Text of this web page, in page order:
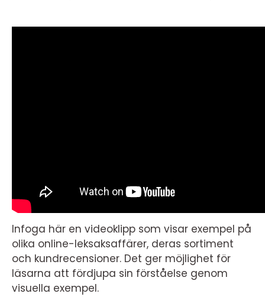
Infoga här en videoklipp som visar exempel på
olika online-leksaksaffärer, deras sortiment
och kundrecensioner. Det ger möjlighet för
läsarna att fördjupa sin förståelse genom
visuella exempel.